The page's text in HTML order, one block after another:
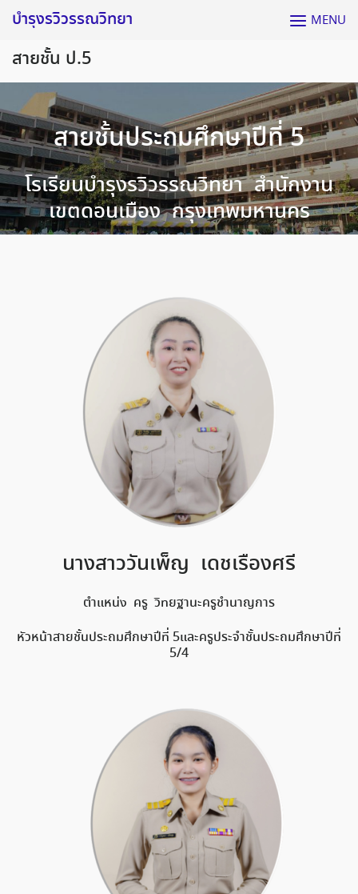
Skip
content
บำรุงรวิวรรณวิทยา MENU
สายชั้น ป.5
สายชั้นประถมศึกษาปีที่ 5
โรเรียนบำรุงรวิวรรณวิทยา สำนักงาน
เขตดอนเมือง กรุงเทพมหานคร
นางสาววันเพ็ญ เดชเรืองศรี
ตำแหน่ง ครู วิทยฐานะครูชำนาญการ
หัวหน้าสายชั้นประถมศึกษาปีที่ 5และครูประจำชั้นประถมศึกษาปีที่
5/4